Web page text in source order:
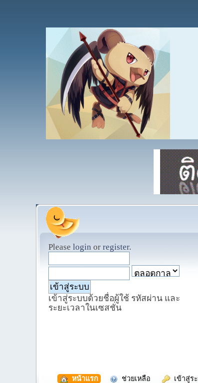
Please login or register.
เข้าสู่ระบบด้วยชื่อผู้ใช้ รหัสผ่าน และ
ระยะเวลาในเซสชั่น
หน้าแรก ช่วยเหลือ เข้าสู่ร